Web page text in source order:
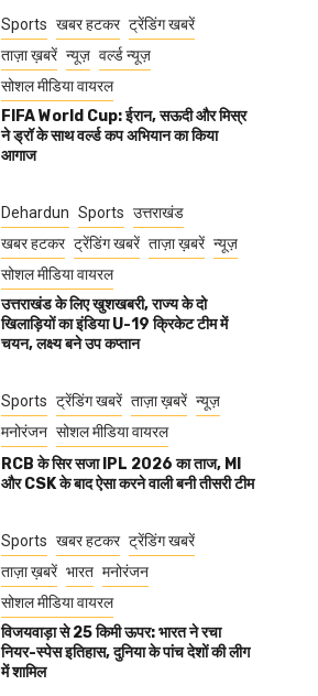
Sports खबर हटकर ट्रेंडिंग खबरें
ताज़ा ख़बरें न्यूज़ वर्ल्ड न्यूज़
सोशल मीडिया वायरल
FIFA World Cup: ईरान, सऊदी और मिस्र
ने ड्रॉ के साथ वर्ल्ड कप अभियान का किया
आगाज
Dehardun Sports उत्तराखंड
खबर हटकर ट्रेंडिंग खबरें ताज़ा ख़बरें न्यूज़
सोशल मीडिया वायरल
उत्तराखंड के लिए खुशखबरी, राज्य के दो
खिलाड़ियों का इंडिया U-19 क्रिकेट टीम में
चयन, लक्ष्य बने उप कप्तान
Sports ट्रेंडिंग खबरें ताज़ा ख़बरें न्यूज़
मनोरंजन सोशल मीडिया वायरल
RCB के सिर सजा IPL 2026 का ताज, MI
और CSK के बाद ऐसा करने वाली बनी तीसरी टीम
Sports खबर हटकर ट्रेंडिंग खबरें
ताज़ा ख़बरें भारत मनोरंजन
सोशल मीडिया वायरल
विजयवाड़ा से 25 किमी ऊपर: भारत ने रचा
नियर-स्पेस इतिहास, दुनिया के पांच देशों की लीग
में शामिल